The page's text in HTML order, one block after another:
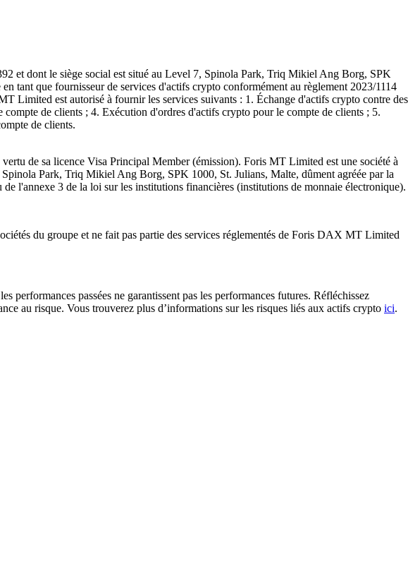
et dont le siège social est situé au Level 7, Spinola Park, Triq Mikiel Ang Borg, SPK
tant que fournisseur de services d'actifs crypto conformément au règlement 2023/1114
Limited est autorisé à fournir les services suivants : 1. Échange d'actifs crypto contre des
de clients ; 4. Exécution d'ordres d'actifs crypto pour le compte de clients ; 5.
de clients.
de sa licence Visa Principal Member (émission). Foris MT Limited est une société à
Park, Triq Mikiel Ang Borg, SPK 1000, St. Julians, Malte, dûment agréée par la
l'annexe 3 de la loi sur les institutions financières (institutions de monnaie électronique).
du groupe et ne fait pas partie des services réglementés de Foris DAX MT Limited
passées ne garantissent pas les performances futures. Réfléchissez
au risque. Vous trouverez plus d’informations sur les risques liés aux actifs crypto ici.